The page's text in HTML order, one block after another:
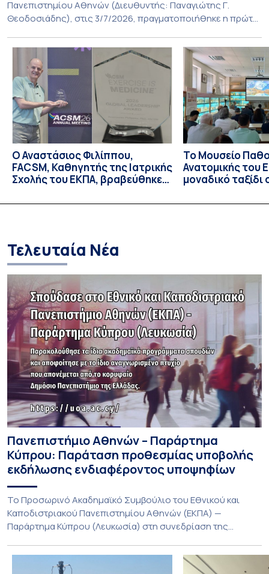
Πανεπιστημίου Αθηνών (Διευθυντής: Παναγιώτης Γ.
Θεοδοσιάδης), στις 3/7/2026, πραγματοποιήθηκε η πρώτη
PDS) στο πλαίσιο της διεθνούς κλινικής μελέτης Sightspire
σε ασθενή 82 ετών με ηλικιακή εκφύλιση ωχράς υγρού
τύπου. Το ένθεμα αυτό αποτελεί καινοτόμο θεραπεία για
ασθενείς με νεοαγγειακή ηλικιακή εκφύλιση ωχράς, […]
Ο Αναστάσιος Φιλίππου,
FACSM, Καθηγητής της Ιατρικής
Σχολής του ΕΚΠΑ, βραβεύθηκε
Global Leadership Award 2026
Το Μουσείο
Ανατομικής του
μοναδικό ταξίδι
Τελευταία Νέα
Πανεπιστήμιο Αθηνών – Παράρτημα
Κύπρου: Παράταση προθεσμίας υποβολής
εκδήλωσης ενδιαφέροντος υποψηφίων
Το Προσωρινό Ακαδημαϊκό Συμβούλιο του Εθνικού και
Καποδιστριακού Πανεπιστημίου Αθηνών (ΕΚΠΑ) —
Παράρτημα Κύπρου (Λευκωσία) στη συνεδρίαση της
παράταση της προθεσμίας υποβολής εκδήλωσης
ενδιαφέροντος για την φοίτηση σε Προγράμματα Σπουδών,